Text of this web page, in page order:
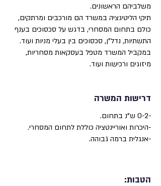
משלביהם הראשונים.
תיקי הליטיגציה במשרד הם מורכבים ומרתקים,
כולם בתחום המסחרי, בדגש על סכסוכים בענף
התשתיות, נדל"ן, סכסוכים בין בעלי מניות ועוד.
במקביל המשרד מטפל בעסקאות מסחריות,
מיזוגים ורכישות ועוד.
דרישות המשרה
-0-2 ש"נ בתחום.
-היכרות ואוריינטציה כוללת לתחום המסחרי.
-אנגלית ברמה גבוהה.
הטבות: